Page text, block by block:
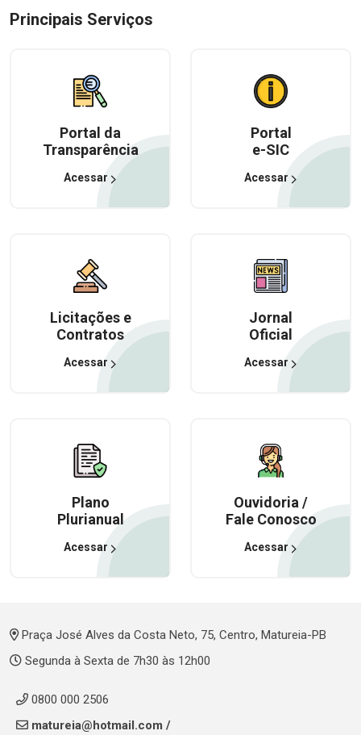
Principais Serviços
Portal da
Transparência
Acessar
Portal
e-SIC
Acessar
Licitações e
Contratos
Acessar
Jornal
Oficial
Acessar
Plano
Plurianual
Acessar
Ouvidoria /
Fale Conosco
Acessar
Praça José Alves da Costa Neto, 75, Centro, Matureia-PB
Segunda à Sexta de 7h30 às 12h00
0800 000 2506
matureia@hotmail.com /